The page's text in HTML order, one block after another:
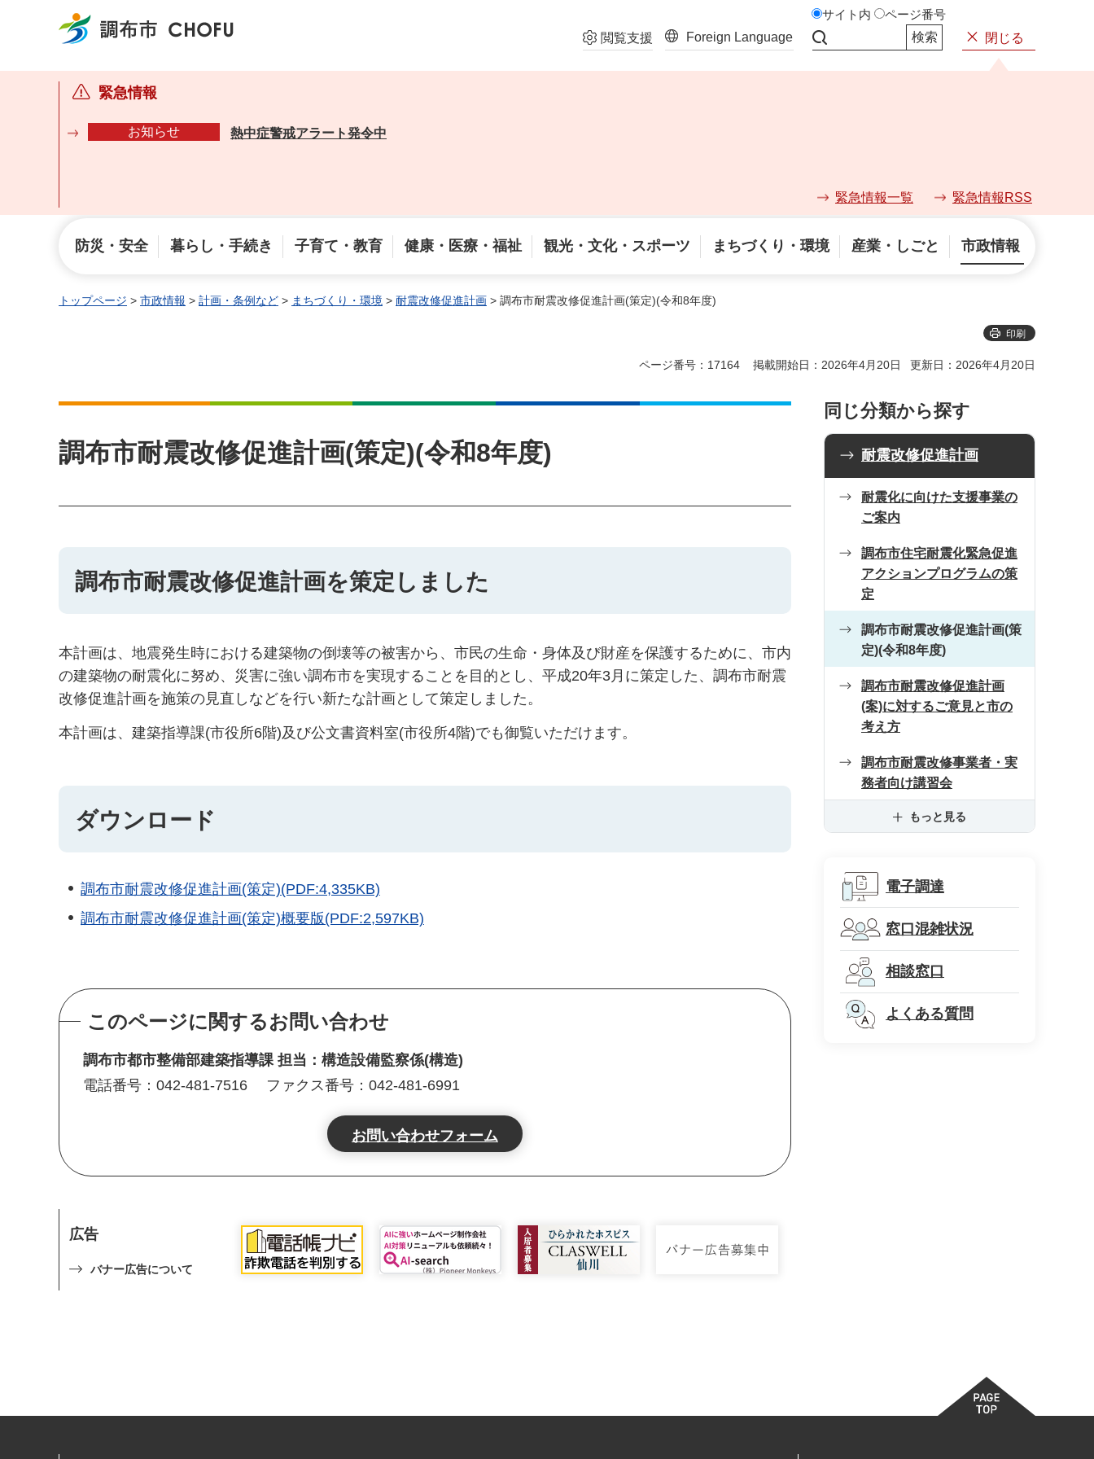
調布市 閲覧支援 Foreign Language
サイト内 ページ番号
閉じる
緊急情報
お知らせ 熱中症警戒アラート発令中
緊急情報一覧 緊急情報RSS
防災・安全 暮らし・手続き 子育て・教育 健康・医療・福祉 観光・文化・スポーツ まちづくり・環境 産業・しごと 市政情報
トップページ > 市政情報 > 計画・条例など > まちづくり・環境 > 耐震改修促進計画 > 調布市耐震改修促進計画(策定)(令和8年度)
印刷
ページ番号：17164 掲載開始日：2026年4月20日 更新日：2026年4月20日
調布市耐震改修促進計画(策定)(令和8年度)
調布市耐震改修促進計画を策定しました
本計画は、地震発生時における建築物の倒壊等の被害から、市民の生命・身体及び財産を保護するために、市内
の建築物の耐震化に努め、災害に強い調布市を実現することを目的とし、平成20年3月に策定した、調布市耐震
改修促進計画を施策の見直しなどを行い新たな計画として策定しました。
本計画は、建築指導課(市役所6階)及び公文書資料室(市役所4階)でも御覧いただけます。
ダウンロード
調布市耐震改修促進計画(策定)(PDF:4,335KB)
調布市耐震改修促進計画(策定)概要版(PDF:2,597KB)
このページに関するお問い合わせ
調布市都市整備部建築指導課 担当：構造設備監察係(構造)
電話番号：042-481-7516
ファクス番号：042-481-6991
広告
バナー広告について
同じ分類から探す
耐震改修促進計画
耐震化に向けた支援事業の
ご案内
調布市住宅耐震化緊急促進
アクションプログラムの策
定
調布市耐震改修促進計画(策
定)(令和8年度)
調布市耐震改修促進計画
(案)に対するご意見と市の
考え方
調布市耐震改修事業者・実
務者向け講習会
もっと見る
電子調達
窓口混雑状況
相談窓口
よくある質問